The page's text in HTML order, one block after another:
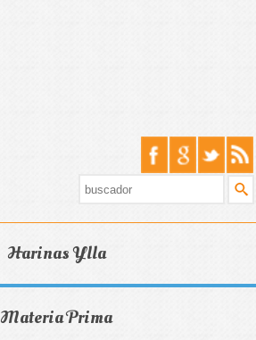
Harinas Ylla
Materia Prima